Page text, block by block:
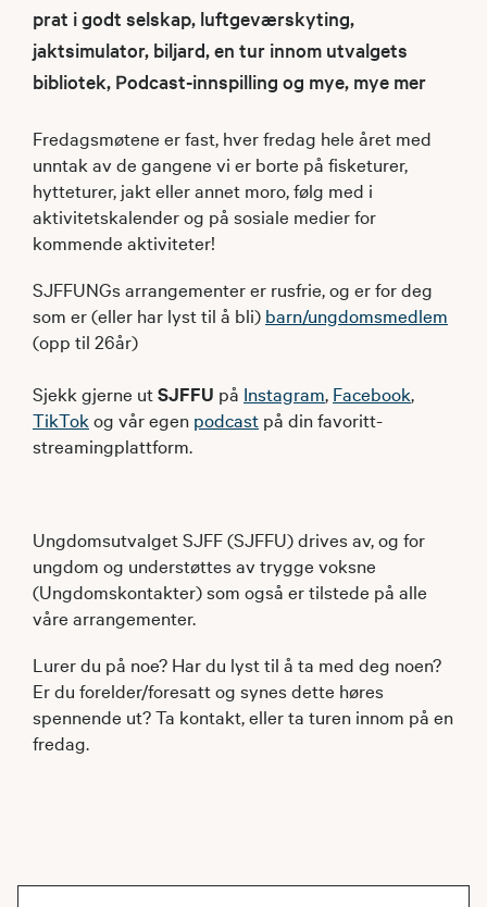
prat i godt selskap, luftgeværskyting,
jaktsimulator, biljard, en tur innom utvalgets
bibliotek, Podcast-innspilling og mye, mye mer
Fredagsmøtene er fast, hver fredag hele året med
unntak av de gangene vi er borte på fisketurer,
hytteturer, jakt eller annet moro, følg med i
aktivitetskalender og på sosiale medier for
kommende aktiviteter!
SJFFUNGs arrangementer er rusfrie, og er for deg
som er (eller har lyst til å bli) barn/ungdomsmedlem
(opp til 26år)
Sjekk gjerne utSJFFU på Instagram, Facebook,
TikTok og vår egen podcast på din favoritt-
streamingplattform.
Ungdomsutvalget SJFF (SJFFU) drives av, og for
ungdom og understøttes av trygge voksne
(Ungdomskontakter) som også er tilstede på alle
våre arrangementer.
Lurer du på noe? Har du lyst til å ta med deg noen?
Er du forelder/foresatt og synes dette høres
spennende ut? Ta kontakt, eller ta turen innom på en
fredag.